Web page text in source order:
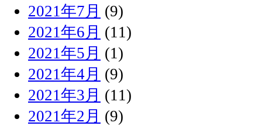
2021年7月 (9)
2021年6月 (11)
2021年5月 (1)
2021年4月 (9)
2021年3月 (11)
2021年2月 (9)